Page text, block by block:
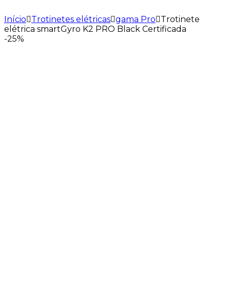
Início Trotinetes elétricas gama Pro
Trotinete
elétrica smartGyro K2 PRO Black Certificada
-25%